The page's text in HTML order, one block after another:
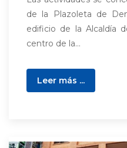
de la Plazoleta de
edificio de la Alcaldía
centro de la...
Leer más ...